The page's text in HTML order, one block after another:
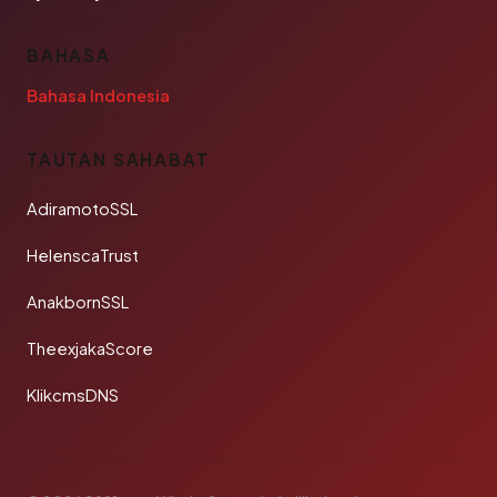
BAHASA
Bahasa Indonesia
TAUTAN SAHABAT
AdiramotoSSL
HelenscaTrust
AnakbornSSL
TheexjakaScore
KlikcmsDNS